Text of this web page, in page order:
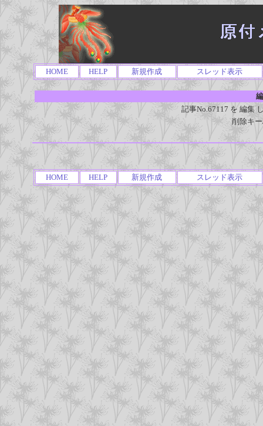
HOME HELP 新規作成 スレッド表示
記事No.67117 を 編集
削除キ
HOME HELP 新規作成 スレッド表示